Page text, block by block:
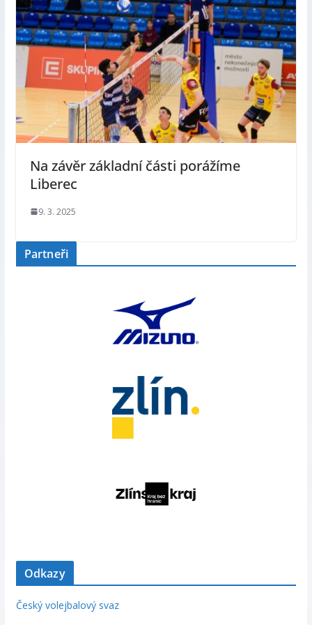
Na závěr základní části porážíme
Liberec
9. 3. 2025
Partneři
Odkazy
Český volejbalový svaz